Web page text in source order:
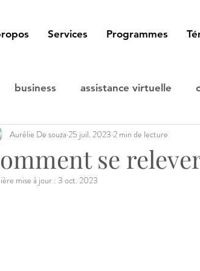
Services Programmes
business assistance virtuelle
se
Aurélie De souza 25 juil. 2023 2 min de lecture
mise à jour : 3 oct. 2023